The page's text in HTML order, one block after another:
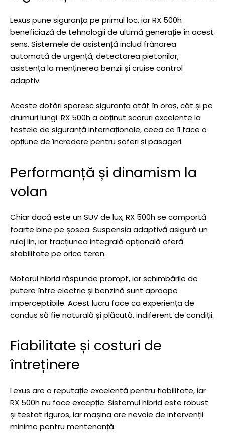
Lexus pune siguranța pe primul loc, iar RX 500h
beneficiază de tehnologii de ultimă generație în acest
sens. Sistemele de asistență includ frânarea
automată de urgență, detectarea pietonilor,
asistența la menținerea benzii și cruise control
adaptiv.
Aceste dotări sporesc siguranța atât în oraș, cât și pe
drumuri lungi. RX 500h a obținut scoruri excelente la
testele de siguranță internaționale, ceea ce îl face o
opțiune de încredere pentru șoferi și pasageri.
Performanță și dinamism la
volan
Chiar dacă este un SUV de lux, RX 500h se comportă
foarte bine pe șosea. Suspensia adaptivă asigură un
rulaj lin, iar tracțiunea integrală opțională oferă
stabilitate pe orice teren.
Motorul hibrid răspunde prompt, iar schimbările de
putere între electric și benzină sunt aproape
imperceptibile. Acest lucru face ca experiența de
condus să fie naturală și plăcută, indiferent de condiții.
Fiabilitate și costuri de
întreținere
Lexus are o reputație excelentă pentru fiabilitate, iar
RX 500h nu face excepție. Sistemul hibrid este robust
și testat riguros, iar mașina are nevoie de intervenții
minime pentru mentenanță.